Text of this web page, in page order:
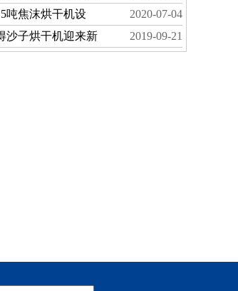
吨焦沫烘干机设
2020-07-04
沙子烘干机迎来新
2019-09-21